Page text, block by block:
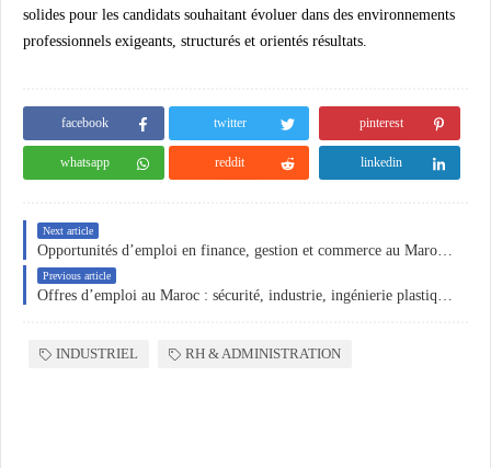
solides pour les candidats souhaitant évoluer dans des environnements
professionnels exigeants, structurés et orientés résultats.
facebook twitter pinterest
whatsapp reddit linkedin
Next article
Previous article
INDUSTRIEL RH & ADMINISTRATION